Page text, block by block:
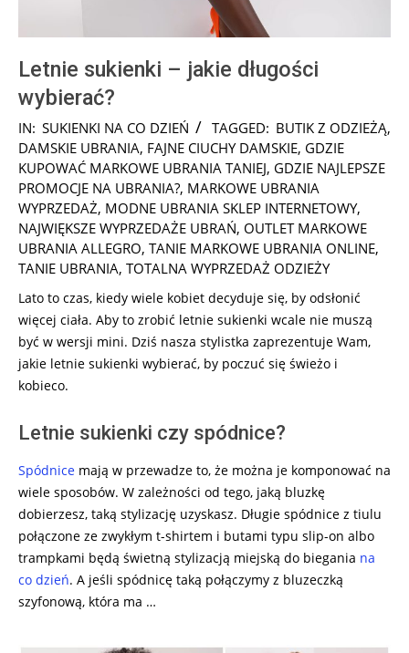
Letnie sukienki – jakie długości
wybierać?
2026-
02-
11
IN: SUKIENKI NA CO DZIEŃ TAGGED: BUTIK Z ODZIEŻĄ,
DAMSKIE UBRANIA, FAJNE CIUCHY DAMSKIE, GDZIE
KUPOWAĆ MARKOWE UBRANIA TANIEJ, GDZIE NAJLEPSZE
PROMOCJE NA UBRANIA?, MARKOWE UBRANIA
WYPRZEDAŻ, MODNE UBRANIA SKLEP INTERNETOWY,
NAJWIĘKSZE WYPRZEDAŻE UBRAŃ, OUTLET MARKOWE
UBRANIA ALLEGRO, TANIE MARKOWE UBRANIA ONLINE,
TANIE UBRANIA, TOTALNA WYPRZEDAŻ ODZIEŻY
Lato to czas, kiedy wiele kobiet decyduje się, by odsłonić
więcej ciała. Aby to zrobić letnie sukienki wcale nie muszą
być w wersji mini. Dziś nasza stylistka zaprezentuje Wam,
jakie letnie sukienki wybierać, by poczuć się świeżo i
kobieco.
Letnie sukienki czy spódnice?
Spódnice mają w przewadze to, że można je komponować na
wiele sposobów. W zależności od tego, jaką bluzkę
dobierzesz, taką stylizację uzyskasz. Długie spódnice z tiulu
połączone ze zwykłym t-shirtem i butami typu slip-on albo
trampkami będą świetną stylizacją miejską do biegania na
co dzień. A jeśli spódnicę taką połączymy z bluzeczką
szyfonową, która ma …